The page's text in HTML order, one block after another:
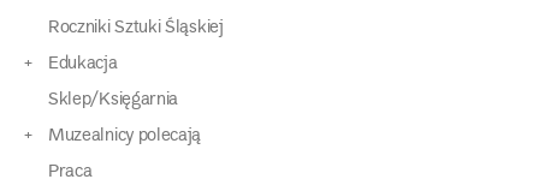
Roczniki Sztuki Śląskiej
Edukacja
Sklep/Księgarnia
Muzealnicy polecają
Praca